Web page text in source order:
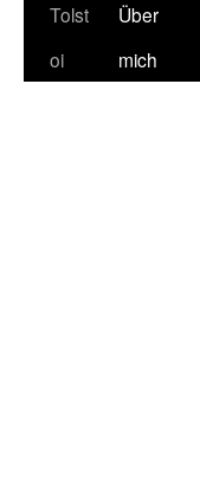
Tolst
oi
Über
mich